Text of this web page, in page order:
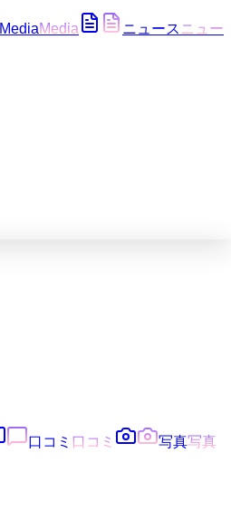
MediaMedia ニュース ニュー
口コミ 口コミ 写真写真